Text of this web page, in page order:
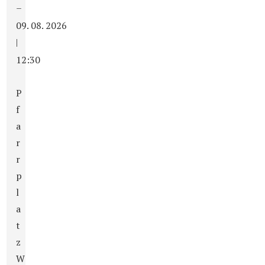
–
09. 08. 2026
|
12:30
P
f
a
r
r
p
l
a
t
z
W